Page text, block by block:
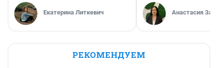
Екатерина Литкевич Анастасия
РЕКОМЕНДУЕМ